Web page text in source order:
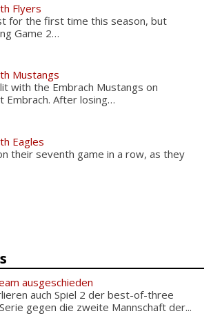
Flyers
for the first time this season, but
Game 2…
Mustangs
with the Embrach Mustangs on
Embrach. After losing…
Eagles
their seventh game in a row, as they
ausgeschieden
auch Spiel 2 der best-of-three
gegen die zweite Mannschaft der...